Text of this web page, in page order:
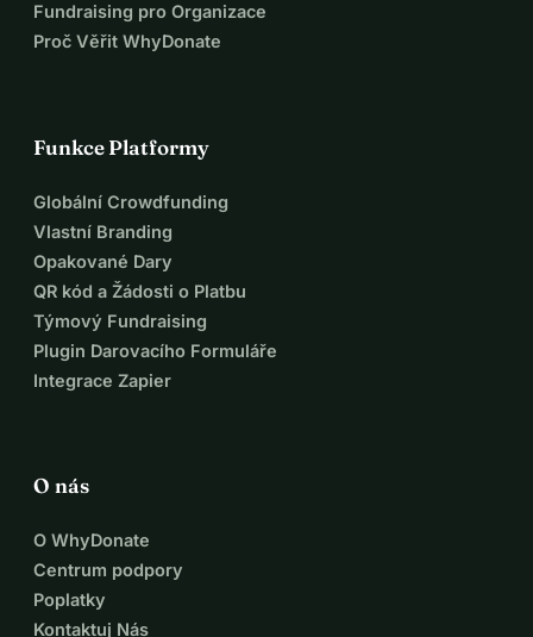
Fundraising pro Organizace
Proč Věřit WhyDonate
Funkce Platformy
Globální Crowdfunding
Vlastní Branding
Opakované Dary
QR kód a Žádosti o Platbu
Týmový Fundraising
Plugin Darovacího Formuláře
Integrace Zapier
O nás
O WhyDonate
Centrum podpory
Poplatky
Kontaktuj Nás